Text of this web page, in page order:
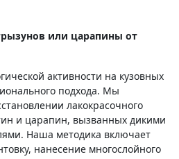
активности на кузовных
подхода. Мы
лакокрасочного
и царапин, вызванных дикими
Наша методика включает
нанесение многослойного